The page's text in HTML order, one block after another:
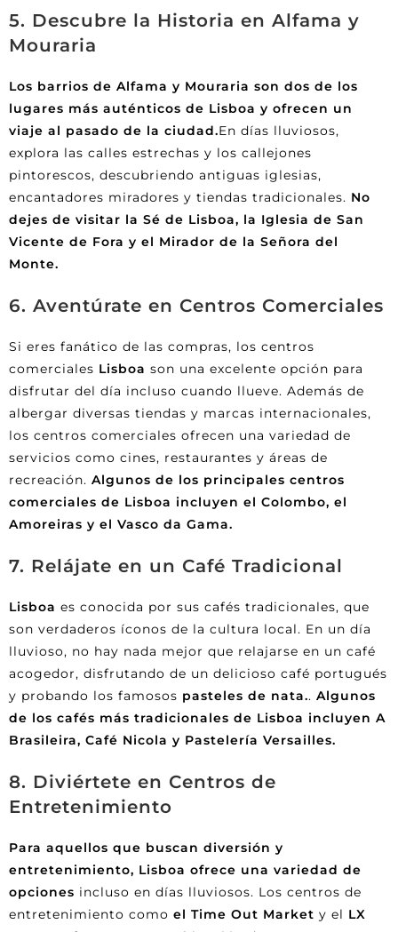
5. Descubre la Historia en Alfama y
Mouraria
Los barrios de Alfama y Mouraria son dos de los
lugares más auténticos de Lisboa y ofrecen un
viaje al pasado de la ciudad.En días lluviosos,
explora las calles estrechas y los callejones
pintorescos, descubriendo antiguas iglesias,
encantadores miradores y tiendas tradicionales. No
dejes de visitar la Sé de Lisboa, la Iglesia de San
Vicente de Fora y el Mirador de la Señora del
Monte.
6. Aventúrate en Centros Comerciales
Si eres fanático de las compras, los centros
comerciales Lisboa son una excelente opción para
disfrutar del día incluso cuando llueve. Además de
albergar diversas tiendas y marcas internacionales,
los centros comerciales ofrecen una variedad de
servicios como cines, restaurantes y áreas de
recreación. Algunos de los principales centros
comerciales de Lisboa incluyen el Colombo, el
Amoreiras y el Vasco da Gama.
7. Relájate en un Café Tradicional
Lisboa es conocida por sus cafés tradicionales, que
son verdaderos íconos de la cultura local. En un día
lluvioso, no hay nada mejor que relajarse en un café
acogedor, disfrutando de un delicioso café portugués
y probando los famosos pasteles de nata.. Algunos
de los cafés más tradicionales de Lisboa incluyen A
Brasileira, Café Nicola y Pastelería Versailles.
8. Diviértete en Centros de
Entretenimiento
Para aquellos que buscan diversión y
entretenimiento, Lisboa ofrece una variedad de
opciones incluso en días lluviosos. Los centros de
entretenimiento como el Time Out Market y el LX